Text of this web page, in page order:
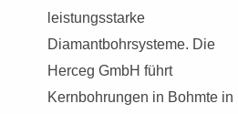
leistungsstarke
Diamantbohrsysteme. Die
Herceg GmbH führt
Kernbohrungen in Bohmte in